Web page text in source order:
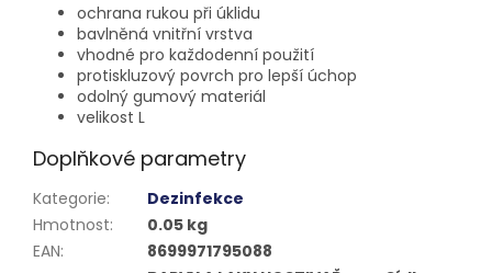
ochrana rukou při úklidu
bavlněná vnitřní vrstva
vhodné pro každodenní použití
protiskluzový povrch pro lepší úchop
odolný gumový materiál
velikost L
Doplňkové parametry
Kategorie:
Dezinfekce
Hmotnost:
0.05 kg
EAN:
8699971795088